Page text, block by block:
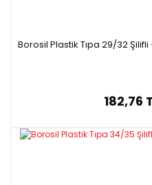
Borosil Plastik Tıpa 29/32 Şilifli
182,76